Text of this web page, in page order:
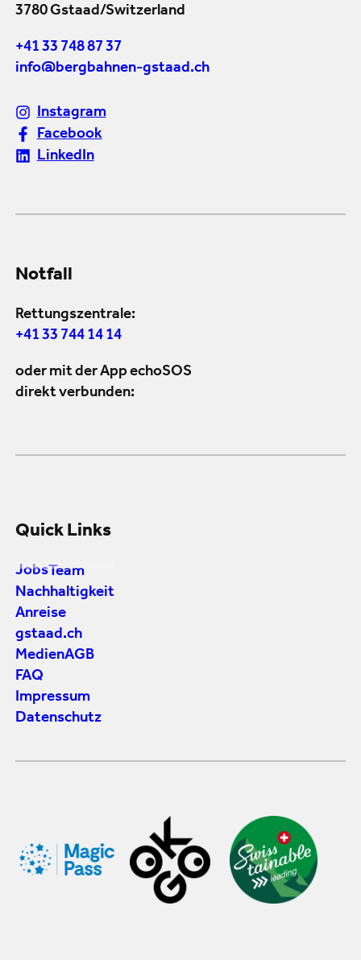
3780 Gstaad/Switzerland
+41 33 748 87 37
info@bergbahnen-gstaad.ch
Instagram
Facebook
LinkedIn
Notfall
Rettungszentrale:
+41 33 744 14 14
oder mit der App echoSOS
direkt verbunden:
Quick Links
Jobs Team
Nachhaltigkeit
Anreise
gstaad.ch
MedienAGB
FAQ
Impressum
Datenschutz